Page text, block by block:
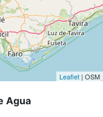
Leaflet | OSM
Agua